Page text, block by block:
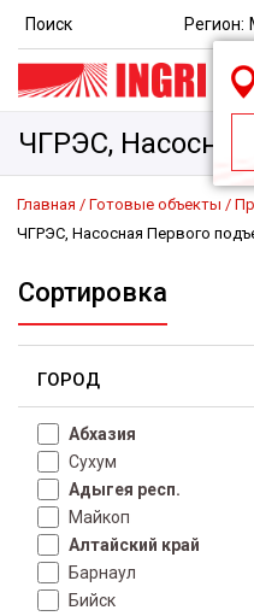
Поиск Регион:
ЧГРЭС,
Главная Готовые объекты
ЧГРЭС, Насосная Первого
Сортировка
ГОРОД
Абхазия
Сухум
Адыгея респ.
Майкоп
Алтайский край
Барнаул
Бийск